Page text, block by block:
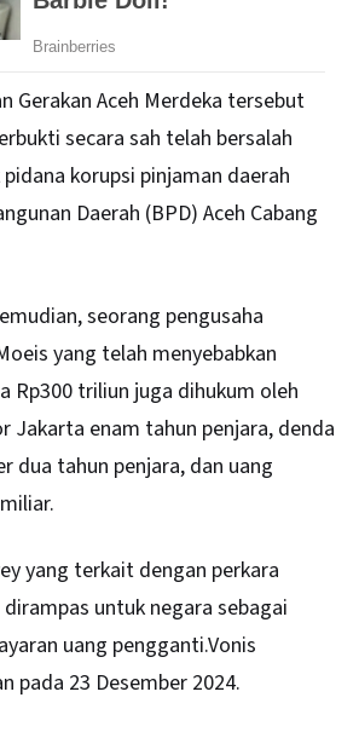
Gerakan Aceh Merdeka tersebut
secara sah telah bersalah
korupsi pinjaman daerah
Daerah (BPD) Aceh Cabang
seorang pengusaha
yang telah menyebabkan
Rp300 triliun juga dihukum oleh
Jakarta enam tahun penjara, denda
dua tahun penjara, dan uang
yang terkait dengan perkara
untuk negara sebagai
uang pengganti.Vonis
pada 23 Desember 2024.